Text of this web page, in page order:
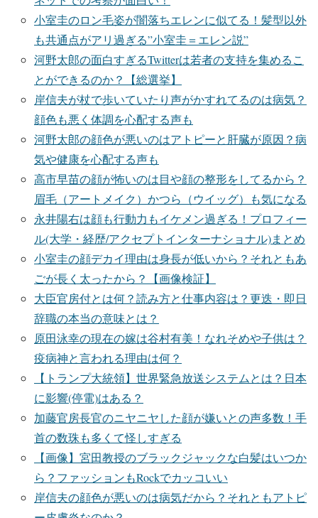
小室圭のロン毛姿が闇落ちエレンに似てる！髪型以外
も共通点がアリ過ぎる”小室圭＝エレン説”
河野太郎の面白すぎるTwitterは若者の支持を集めるこ
とができるのか？【総選挙】
岸信夫が杖で歩いていたり声がかすれてるのは病気？
顔色も悪く体調を心配する声も
河野太郎の顔色が悪いのはアトピーと肝臓が原因？病
気や健康を心配する声も
高市早苗の顔が怖いのは目や顔の整形をしてるから？
眉毛（アートメイク）かつら（ウイッグ）も気になる
永井陽右は顔も行動力もイケメン過ぎる！プロフィー
ル(大学・経歴/アクセプトインターナショナル)まとめ
小室圭の顔デカイ理由は身長が低いから？それともあ
ごが長く太ったから？【画像検証】
大臣官房付とは何？読み方と仕事内容は？更迭・即日
辞職の本当の意味とは？
原田泳幸の現在の嫁は谷村有美！なれそめや子供は？
疫病神と言われる理由は何？
【トランプ大統領】世界緊急放送システムとは？日本
に影響(停電)はある？
加藤官房長官のニヤニヤした顔が嫌いとの声多数！手
首の数珠も多くて怪しすぎる
【画像】宮田教授のブラックジャックな白髪はいつか
ら？ファッションもRockでカッコいい
岸信夫の顔色が悪いのは病気だから？それともアトピ